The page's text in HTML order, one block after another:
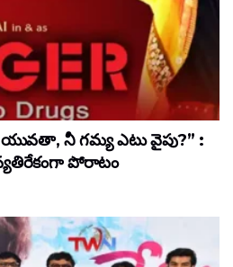
నీ గమ్య ఎటు వైపు?” :
పోరాటం